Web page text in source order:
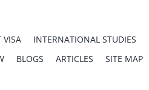
VISA
INTERNATIONAL STUDIES
BLOGS ARTICLES SITE MAP